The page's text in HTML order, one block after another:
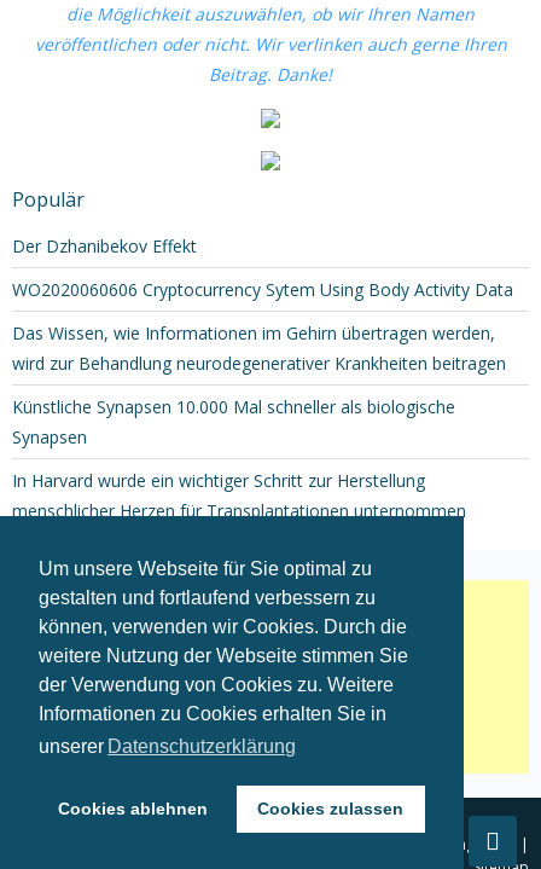
Um unsere Webseite für Sie optimal zu
gestalten und fortlaufend verbessern zu
können, verwenden wir Cookies. Durch die
weitere Nutzung der Webseite stimmen Sie
der Verwendung von Cookies zu. Weitere
Informationen zu Cookies erhalten Sie in
unserer Datenschutzerklärung
Cookies ablehnen Cookies zulassen
die Möglichkeit auszuwählen, ob wir Ihren Namen
veröffentlichen oder nicht. Wir verlinken auch gerne Ihren
Beitrag. Danke!
Populär
Der Dzhanibekov Effekt
WO2020060606 Cryptocurrency Sytem Using Body Activity Data
Das Wissen, wie Informationen im Gehirn übertragen werden,
wird zur Behandlung neurodegenerativer Krankheiten beitragen
Künstliche Synapsen 10.000 Mal schneller als biologische
Synapsen
In Harvard wurde ein wichtiger Schritt zur Herstellung
menschlicher Herzen für Transplantationen unternommen
Copyright © 2007 - 2022Digital hinkT ank (DTT)
Allgemeine Geschäftsbedingungen |